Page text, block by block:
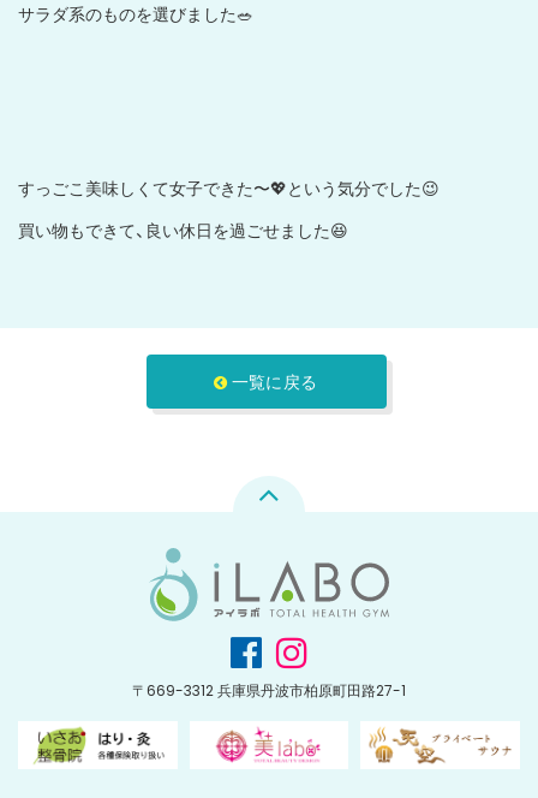
サラダ系のものを選びました🥗
すっごこ美味しくて女子できた〜💖という気分でした😉
買い物もできて、良い休日を過ごせました😆
一覧に戻る
〒669-3312 兵庫県丹波市柏原町田路27-1